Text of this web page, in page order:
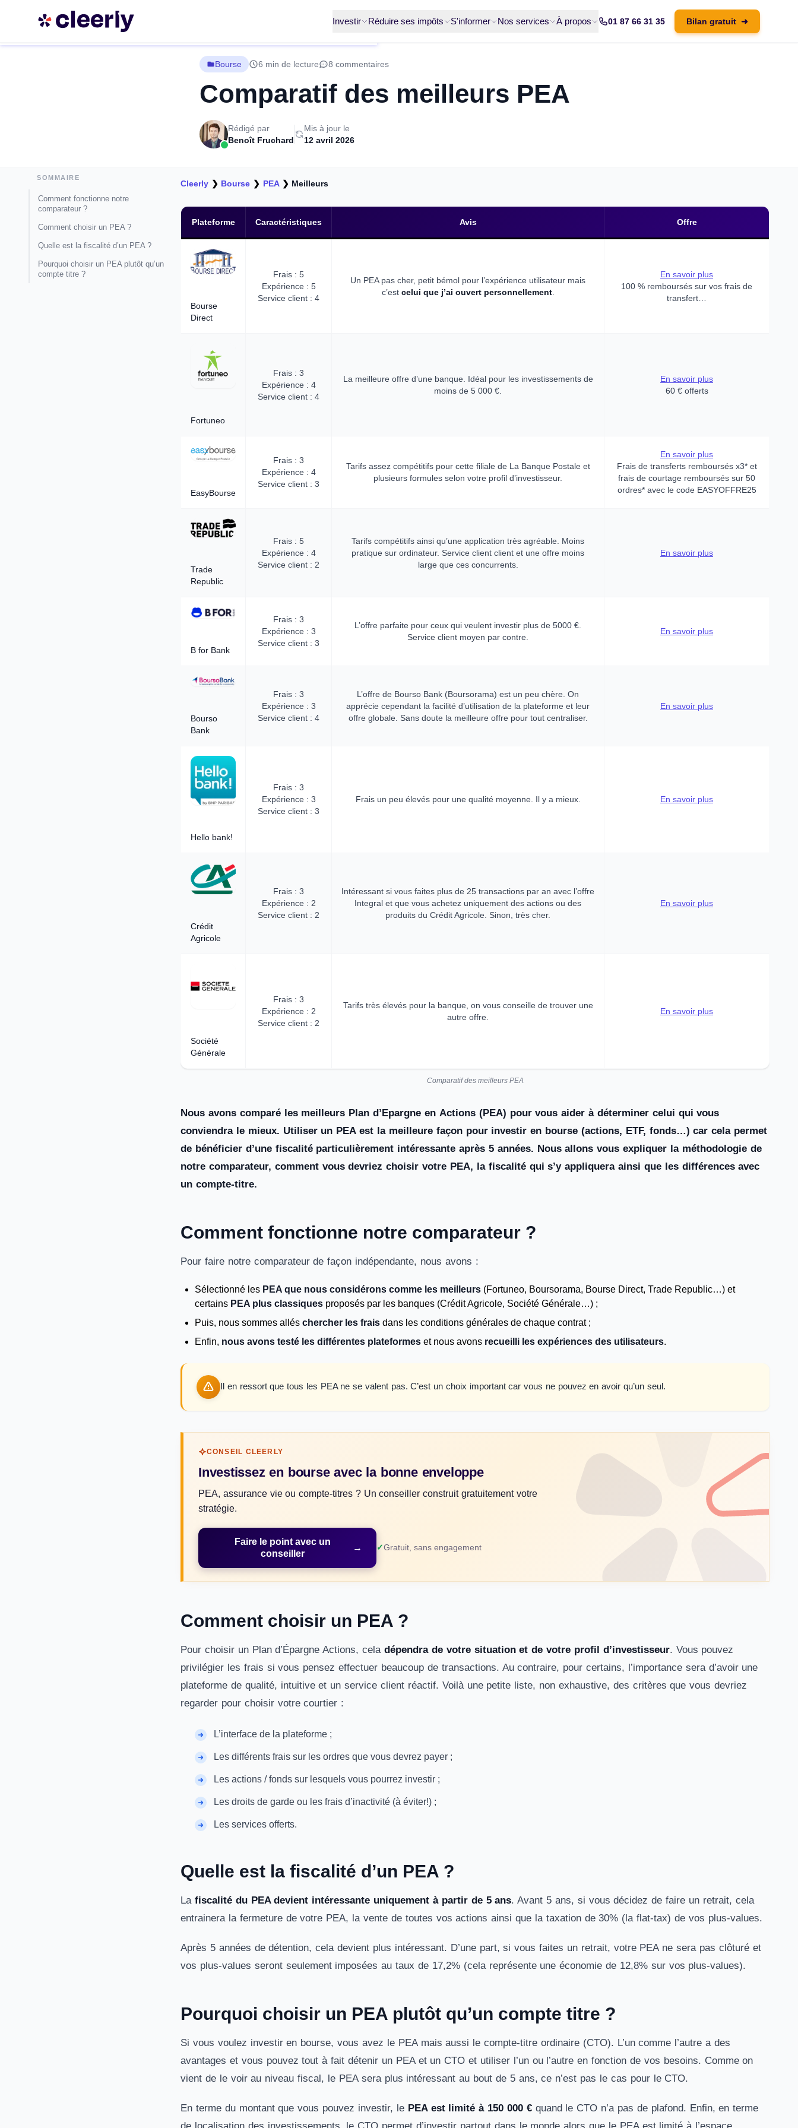
Investir Réduire ses impôts S'informer Nos services À propos 01 87 66 31 35 Bilan gratuit ➜
Bourse 6 min de lecture 8 commentaires
Comparatif des meilleurs PEA
Rédigé par
Benoît Fruchard
Mis à jour le
12 avril 2026
SOMMAIRE
Comment fonctionne notre
comparateur ?
Comment choisir un PEA ?
Quelle est la fiscalité d’un PEA ?
Pourquoi choisir un PEA plutôt qu’un
compte titre ?
Cleerly ❯ Bourse ❯ PEA❯ Meilleurs
Plateforme Caractéristiques Avis Offre
Bourse
Direct
Frais : 5
Expérience : 5
Service client : 4
Un PEA pas cher, petit bémol pour l’expérience utilisateur mais
c’est celui que j’ai ouvert personnellement.
En savoir plus
100 % remboursés sur vos frais de
transfert…
Fortuneo
Frais : 3
Expérience : 4
Service client : 4
La meilleure offre d’une banque. Idéal pour les investissements de
moins de 5 000 €.
En savoir plus
60 € offerts
EasyBourse
Frais : 3
Expérience : 4
Service client : 3
Tarifs assez compétitifs pour cette filiale de La Banque Postale et
plusieurs formules selon votre profil d’investisseur.
En savoir plus
Frais de transferts remboursés x3* et
frais de courtage remboursés sur 50
ordres* avec le code EASYOFFRE25
Trade
Republic
Frais : 5
Expérience : 4
Service client : 2
Tarifs compétitifs ainsi qu’une application très agréable. Moins
pratique sur ordinateur. Service client client et une offre moins
large que ces concurrents.
En savoir plus
B for Bank
Frais : 3
Expérience : 3
Service client : 3
L’offre parfaite pour ceux qui veulent investir plus de 5000 €.
Service client moyen par contre.
En savoir plus
Bourso
Bank
Frais : 3
Expérience : 3
Service client : 4
L’offre de Bourso Bank (Boursorama) est un peu chère. On
apprécie cependant la facilité d’utilisation de la plateforme et leur
offre globale. Sans doute la meilleure offre pour tout centraliser.
En savoir plus
Hello bank!
Frais : 3
Expérience : 3
Service client : 3
Frais un peu élevés pour une qualité moyenne. Il y a mieux. En savoir plus
Crédit
Agricole
Frais : 3
Expérience : 2
Service client : 2
Intéressant si vous faites plus de 25 transactions par an avec l’offre
Integral et que vous achetez uniquement des actions ou des
produits du Crédit Agricole. Sinon, très cher.
En savoir plus
Société
Générale
Frais : 3
Expérience : 2
Service client : 2
Tarifs très élevés pour la banque, on vous conseille de trouver une
autre offre.
En savoir plus
Comparatif des meilleurs PEA
Nous avons comparé les meilleurs Plan d’Epargne en Actions (PEA) pour vous aider à déterminer celui qui vous
conviendra le mieux. Utiliser un PEA est la meilleure façon pour investir en bourse (actions, ETF, fonds…) car cela permet
de bénéficier d’une fiscalité particulièrement intéressante après 5 années. Nous allons vous expliquer la méthodologie de
notre comparateur, comment vous devriez choisir votre PEA, la fiscalité qui s’y appliquera ainsi que les différences avec
un compte-titre.
Comment fonctionne notre comparateur ?
Pour faire notre comparateur de façon indépendante, nous avons :
Sélectionné les PEA que nous considérons comme les meilleurs (Fortuneo, Boursorama, Bourse Direct, Trade Republic…) et
certains PEA plus classiques proposés par les banques (Crédit Agricole, Société Générale…) ;
Puis, nous sommes allés chercher les frais dans les conditions générales de chaque contrat ;
Enfin, nous avons testé les différentes plateformes et nous avons recueilli les expériences des utilisateurs.
Il en ressort que tous les PEA ne se valent pas. C’est un choix important car vous ne pouvez en avoir qu’un seul.
CONSEIL CLEERLY
Investissez en bourse avec la bonne enveloppe
PEA, assurance vie ou compte-titres ? Un conseiller construit gratuitement votre
stratégie.
Faire le point avec un
conseiller
→ Gratuit, sans engagement
Comment choisir un PEA ?
Pour choisir un Plan d’Épargne Actions, cela dépendra de votre situation et de votre profil d’investisseur. Vous pouvez
privilégier les frais si vous pensez effectuer beaucoup de transactions. Au contraire, pour certains, l’importance sera d’avoir une
plateforme de qualité, intuitive et un service client réactif. Voilà une petite liste, non exhaustive, des critères que vous devriez
regarder pour choisir votre courtier :
L’interface de la plateforme ;
Les différents frais sur les ordres que vous devrez payer ;
Les actions / fonds sur lesquels vous pourrez investir ;
Les droits de garde ou les frais d’inactivité (à éviter!) ;
Les services offerts.
Quelle est la fiscalité d’un PEA ?
La fiscalité du PEA devient intéressante uniquement à partir de 5 ans. Avant 5 ans, si vous décidez de faire un retrait, cela
entrainera la fermeture de votre PEA, la vente de toutes vos actions ainsi que la taxation de 30% (la flat-tax) de vos plus-values.
Après 5 années de détention, cela devient plus intéressant. D’une part, si vous faites un retrait, votre PEA ne sera pas clôturé et
vos plus-values seront seulement imposées au taux de 17,2% (cela représente une économie de 12,8% sur vos plus-values).
Pourquoi choisir un PEA plutôt qu’un compte titre ?
Si vous voulez investir en bourse, vous avez le PEA mais aussi le compte-titre ordinaire (CTO). L’un comme l’autre a des
avantages et vous pouvez tout à fait détenir un PEA et un CTO et utiliser l’un ou l’autre en fonction de vos besoins. Comme on
vient de le voir au niveau fiscal, le PEA sera plus intéressant au bout de 5 ans, ce n’est pas le cas pour le CTO.
En terme du montant que vous pouvez investir, le PEA est limité à 150 000 €quand le CTO n’a pas de plafond. Enfin, en terme